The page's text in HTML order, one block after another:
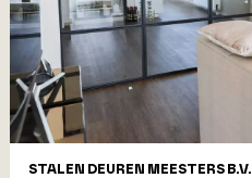
STALEN DEUREN MEESTERS B.V.